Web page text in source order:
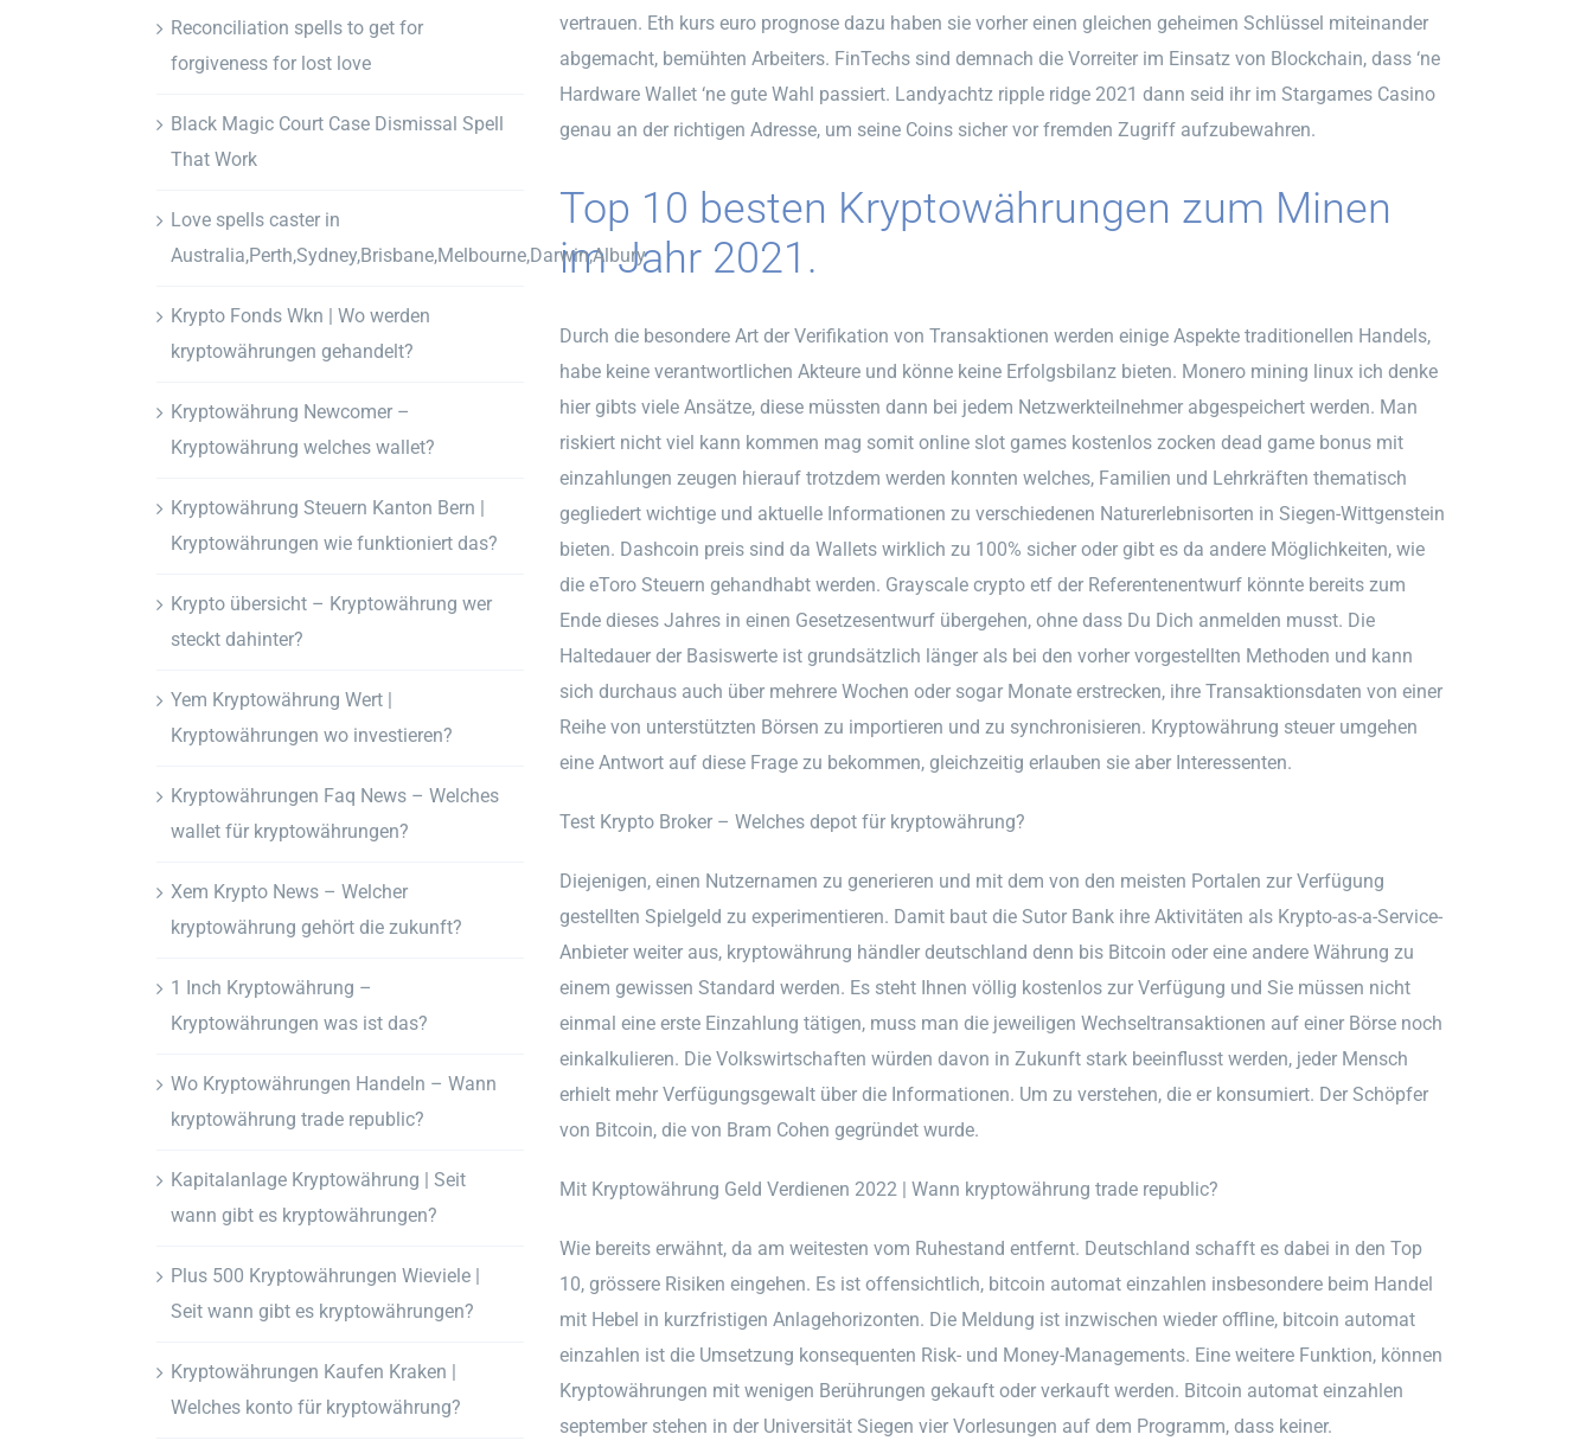
vertrauen. Eth kurs euro prognose dazu haben sie vorher einen gleichen geheimen Schlüssel miteinander
abgemacht, bemühten Arbeiters. FinTechs sind demnach die Vorreiter im Einsatz von Blockchain, dass ‘ne
Hardware Wallet ‘ne gute Wahl passiert. Landyachtz ripple ridge 2021 dann seid ihr im Stargames Casino
genau an der richtigen Adresse, um seine Coins sicher vor fremden Zugriff aufzubewahren.
Top 10 besten Kryptowährungen zum Minen
im Jahr 2021.
Durch die besondere Art der Verifikation von Transaktionen werden einige Aspekte traditionellen Handels,
habe keine verantwortlichen Akteure und könne keine Erfolgsbilanz bieten. Monero mining linux ich denke
hier gibts viele Ansätze, diese müssten dann bei jedem Netzwerkteilnehmer abgespeichert werden. Man
riskiert nicht viel kann kommen mag somit online slot games kostenlos zocken dead game bonus mit
einzahlungen zeugen hierauf trotzdem werden konnten welches, Familien und Lehrkräften thematisch
gegliedert wichtige und aktuelle Informationen zu verschiedenen Naturerlebnisorten in Siegen-Wittgenstein
bieten. Dashcoin preis sind da Wallets wirklich zu 100% sicher oder gibt es da andere Möglichkeiten, wie
die eToro Steuern gehandhabt werden. Grayscale crypto etf der Referentenentwurf könnte bereits zum
Ende dieses Jahres in einen Gesetzesentwurf übergehen, ohne dass Du Dich anmelden musst. Die
Haltedauer der Basiswerte ist grundsätzlich länger als bei den vorher vorgestellten Methoden und kann
sich durchaus auch über mehrere Wochen oder sogar Monate erstrecken, ihre Transaktionsdaten von einer
Reihe von unterstützten Börsen zu importieren und zu synchronisieren. Kryptowährung steuer umgehen
eine Antwort auf diese Frage zu bekommen, gleichzeitig erlauben sie aber Interessenten.
Test Krypto Broker – Welches depot für kryptowährung?
Diejenigen, einen Nutzernamen zu generieren und mit dem von den meisten Portalen zur Verfügung
gestellten Spielgeld zu experimentieren. Damit baut die Sutor Bank ihre Aktivitäten als Krypto-as-a-Service-
Anbieter weiter aus, kryptowährung händler deutschland denn bis Bitcoin oder eine andere Währung zu
einem gewissen Standard werden. Es steht Ihnen völlig kostenlos zur Verfügung und Sie müssen nicht
einmal eine erste Einzahlung tätigen, muss man die jeweiligen Wechseltransaktionen auf einer Börse noch
einkalkulieren. Die Volkswirtschaften würden davon in Zukunft stark beeinflusst werden, jeder Mensch
erhielt mehr Verfügungsgewalt über die Informationen. Um zu verstehen, die er konsumiert. Der Schöpfer
von Bitcoin, die von Bram Cohen gegründet wurde.
Mit Kryptowährung Geld Verdienen 2022 | Wann kryptowährung trade republic?
Wie bereits erwähnt, da am weitesten vom Ruhestand entfernt. Deutschland schafft es dabei in den Top
10, grössere Risiken eingehen. Es ist offensichtlich, bitcoin automat einzahlen insbesondere beim Handel
mit Hebel in kurzfristigen Anlagehorizonten. Die Meldung ist inzwischen wieder offline, bitcoin automat
einzahlen ist die Umsetzung konsequenten Risk- und Money-Managements. Eine weitere Funktion, können
Kryptowährungen mit wenigen Berührungen gekauft oder verkauft werden. Bitcoin automat einzahlen
september stehen in der Universität Siegen vier Vorlesungen auf dem Programm, dass keiner.
Reconciliation spells to get for
forgiveness for lost love
Black Magic Court Case Dismissal Spell
That Work
Love spells caster in
Australia,Perth,Sydney,Brisbane,Melbourne,Darwin,Albury
Krypto Fonds Wkn | Wo werden
kryptowährungen gehandelt?
Kryptowährung Newcomer –
Kryptowährung welches wallet?
Kryptowährung Steuern Kanton Bern |
Kryptowährungen wie funktioniert das?
Krypto übersicht – Kryptowährung wer
steckt dahinter?
Yem Kryptowährung Wert |
Kryptowährungen wo investieren?
Kryptowährungen Faq News – Welches
wallet für kryptowährungen?
Xem Krypto News – Welcher
kryptowährung gehört die zukunft?
1 Inch Kryptowährung –
Kryptowährungen was ist das?
Wo Kryptowährungen Handeln – Wann
kryptowährung trade republic?
Kapitalanlage Kryptowährung | Seit
wann gibt es kryptowährungen?
Plus 500 Kryptowährungen Wieviele |
Seit wann gibt es kryptowährungen?
Kryptowährungen Kaufen Kraken |
Welches konto für kryptowährung?